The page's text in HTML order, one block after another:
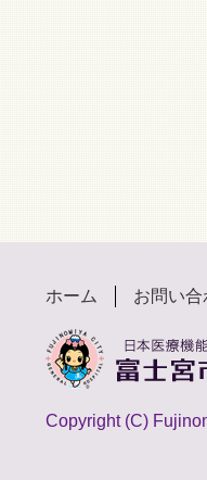
ホーム お問い合
Copyright (C)